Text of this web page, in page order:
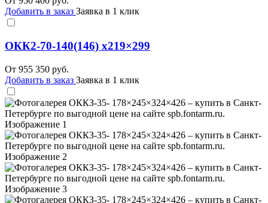
Добавить в заказ Заявка в 1 клик
ОКК2-70-140(146) x219×299
От 955 350 руб.
Добавить в заказ Заявка в 1 клик